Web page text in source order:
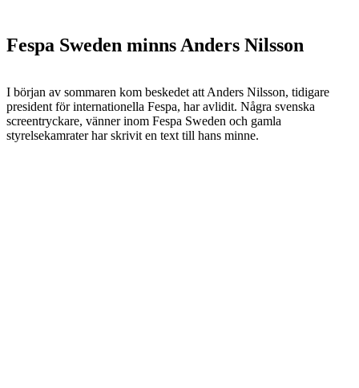
Fespa Sweden minns Anders Nilsson
I början av sommaren kom beskedet att Anders Nilsson, tidigare
president för internationella Fespa, har avlidit. Några svenska
screentryckare, vänner inom Fespa Sweden och gamla
styrelsekamrater har skrivit en text till hans minne.